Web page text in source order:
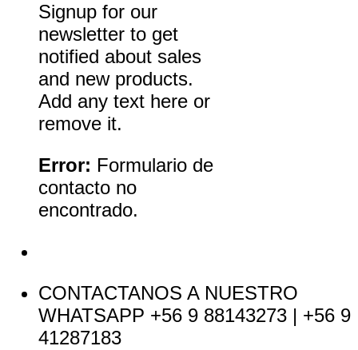
Signup for our
newsletter to get
notified about sales
and new products.
Add any text here or
remove it.
Error: Formulario de
contacto no
encontrado.
CONTACTANOS A NUESTRO
WHATSAPP +56 9 88143273 | +56 9
41287183